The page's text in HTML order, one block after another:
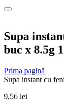
Supa
buc x 8.5g
Prima pagină
Supa instant cu
9,56 lei